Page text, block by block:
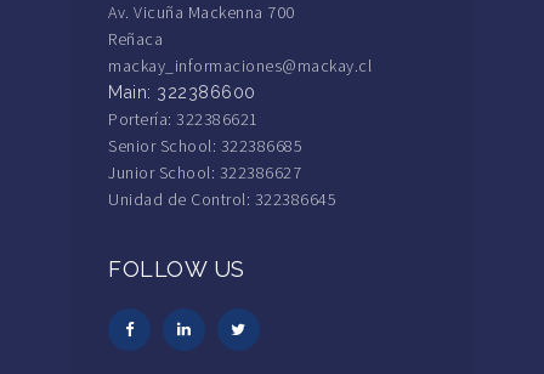
Av. Vicuña Mackenna 700
Reñaca
mackay_informaciones@mackay.cl
Main: 322386600
Portería: 322386621
Senior School: 322386685
Junior School: 322386627
Unidad de Control: 322386645
FOLLOW US